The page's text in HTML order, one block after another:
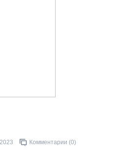
Комментарии (0)